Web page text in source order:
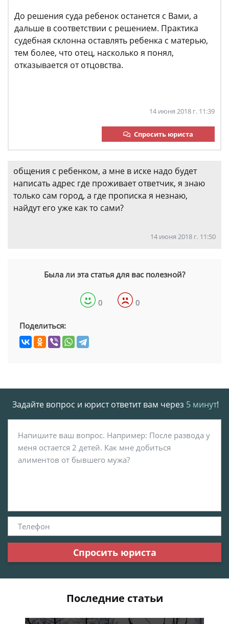
До решения суда ребенок останется с Вами, а
дальше в соответствии с решением. Практика
судебная склонна оставлять ребенка с матерью,
тем более, что отец, насколько я понял,
отказывается от отцовства.
14 июня 2018 г. 11:39
Спросить юриста
общения с ребенком, а мне в иске надо будет
написать адрес где проживает ответчик, я знаю
только сам город, а где прописка я незнаю,
найдут его уже как то сами?
14 июня 2018 г. 11:50
Была ли эта статья для вас полезной?
0 0
Поделиться:
Задайте вопрос и юрист ответит вам через 5 минут!
Спросить юриста
Последние статьи